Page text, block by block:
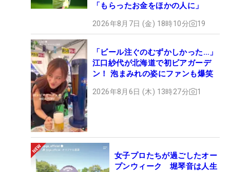
「もらったお金をほかの人に」
2026年8月7日 (金) 18時10分 19
「ビール注ぐのむずかしかった…」
江口紗代が北海道で初ビアガーデ
ン！ 泡まみれの姿にファンも爆笑
2026年8月6日 (木) 13時27分 1
女子プロたちが過ごしたオー
プンウィーク 堀琴音は人生